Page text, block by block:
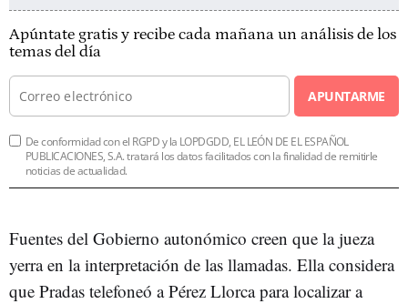
Apúntate gratis y recibe cada mañana un análisis de los
temas del día
APUNTARME
De conformidad con el RGPD y la LOPDGDD, EL LEÓN DE EL ESPAÑOL
PUBLICACIONES, S.A. tratará los datos facilitados con la finalidad de remitirle
noticias de actualidad.
Fuentes del Gobierno autonómico creen que la jueza
yerra en la interpretación de las llamadas. Ella considera
que Pradas telefoneó a Pérez Llorca para localizar a